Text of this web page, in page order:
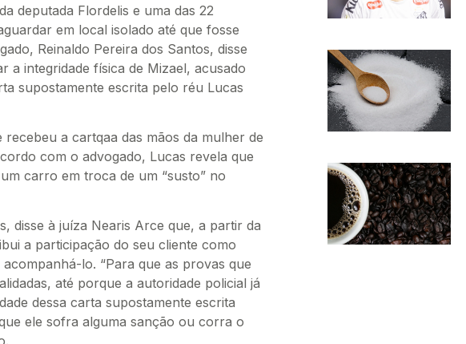
deputada Flordelis e uma das 22
em local isolado até que fosse
Reinaldo Pereira dos Santos, disse
a integridade física de Mizael, acusado
supostamente escrita pelo réu Lucas
a cartqaa das mãos da mulher de
com o advogado, Lucas revela que
carro em troca de um “susto” no
disse à juíza Nearis Arce que, a partir da
a participação do seu cliente como
lo. “Para que as provas que
até porque a autoridade policial já
dessa carta supostamente escrita
ele sofra alguma sanção ou corra o